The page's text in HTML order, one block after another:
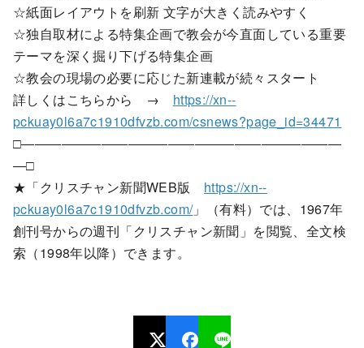
☆紙面レイアウトを刷新 文字が大きく読みやすく
☆独自取材による特集企画で教会が今直面している重要
テーマを深く掘り下げる特集企画
☆教会の現場の必要に応じた新連載が続々スタート
詳しくはこちらから → https://xn--
pckuay0l6a7c1910dfvzb.com/csnews?page_id=34471
□――――――――――――――――――――――――
―□
★「クリスチャン新聞WEB版 https://xn--
pckuay0l6a7c1910dfvzb.com/」（有料）では、1967年
創刊号からの週刊「クリスチャン新聞」を閲覧、全文検
索（1998年以降）できます。